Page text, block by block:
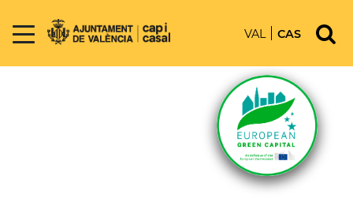
VAL CAS